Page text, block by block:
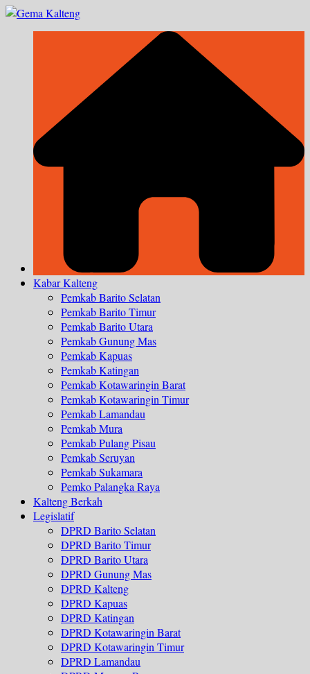
Skip
Kabar Kalteng
Pemkab Barito Selatan
Pemkab Barito Timur
Pemkab Barito Utara
Pemkab Gunung Mas
Pemkab Kapuas
Pemkab Katingan
Pemkab Kotawaringin Barat
Pemkab Kotawaringin Timur
Pemkab Lamandau
Pemkab Mura
Pemkab Pulang Pisau
Pemkab Seruyan
Pemkab Sukamara
Pemko Palangka Raya
Kalteng Berkah
Legislatif
DPRD Barito Selatan
DPRD Barito Timur
DPRD Barito Utara
DPRD Gunung Mas
DPRD Kalteng
DPRD Kapuas
DPRD Katingan
DPRD Kotawaringin Barat
DPRD Kotawaringin Timur
DPRD Lamandau